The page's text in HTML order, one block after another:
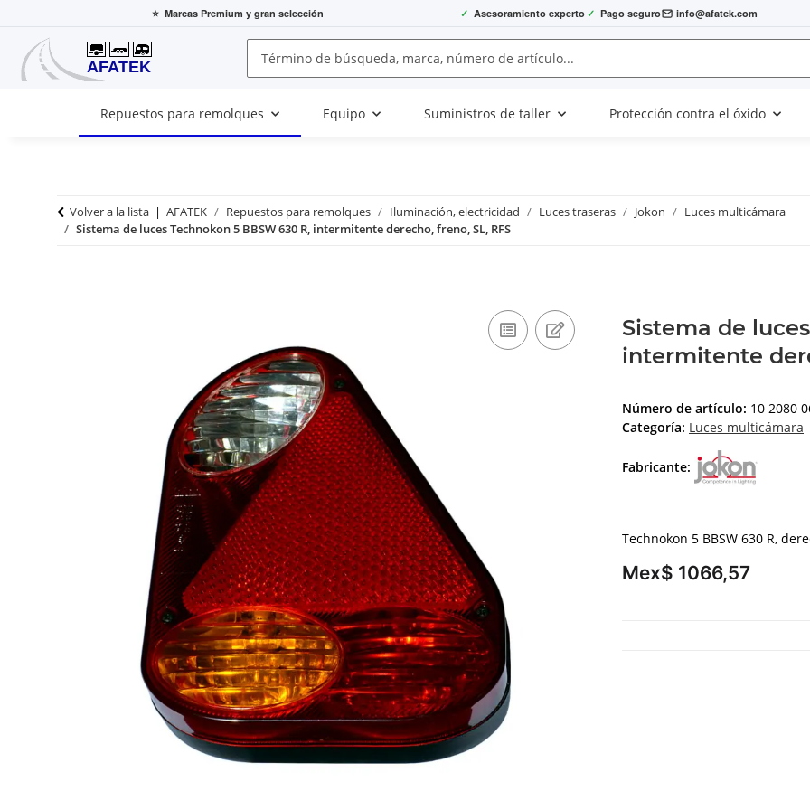
⭐ Marcas Premium y gran selección ✓ Asesoramiento experto ✓ Pago seguro info@afatek.com
Repuestos para remolques Equipo Suministros de taller Protección contra el óxido
Volver a la lista AFATEK Repuestos para remolques Iluminación, electricidad Luces traseras Jokon
Luces multicámara
Sistema de luces Technokon 5 BBSW 630 R, intermitente derecho, freno, SL, RFS
Sistema de
intermitente
Número de artículo: 10 2080
Categoría: Luces multicámara
Fabricante:
Technokon 5 BBSW 630 R,
Mex$ 1066,57